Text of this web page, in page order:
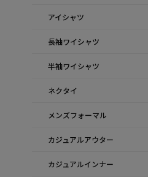
アイシャツ
長袖ワイシャツ
半袖ワイシャツ
ネクタイ
メンズフォーマル
カジュアルアウター
カジュアルインナー